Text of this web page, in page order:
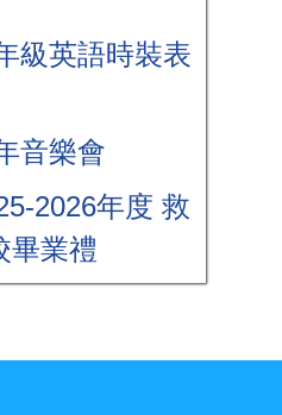
級英語時裝表
音樂會
2026年度 救
畢業禮